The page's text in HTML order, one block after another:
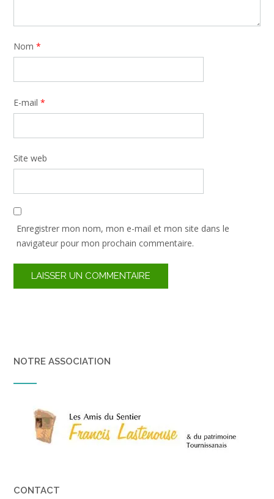
Nom *
E-mail *
Site web
Enregistrer mon nom, mon e-mail et mon site dans le
navigateur pour mon prochain commentaire.
NOTRE ASSOCIATION
CONTACT